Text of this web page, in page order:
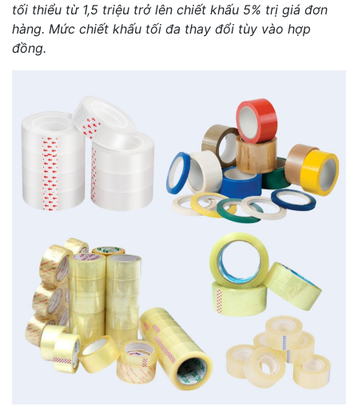
tối thiểu từ 1,5 triệu trở lên chiết khấu 5% trị giá đơn
hàng. Mức chiết khấu tối đa thay đổi tùy vào hợp
đồng.